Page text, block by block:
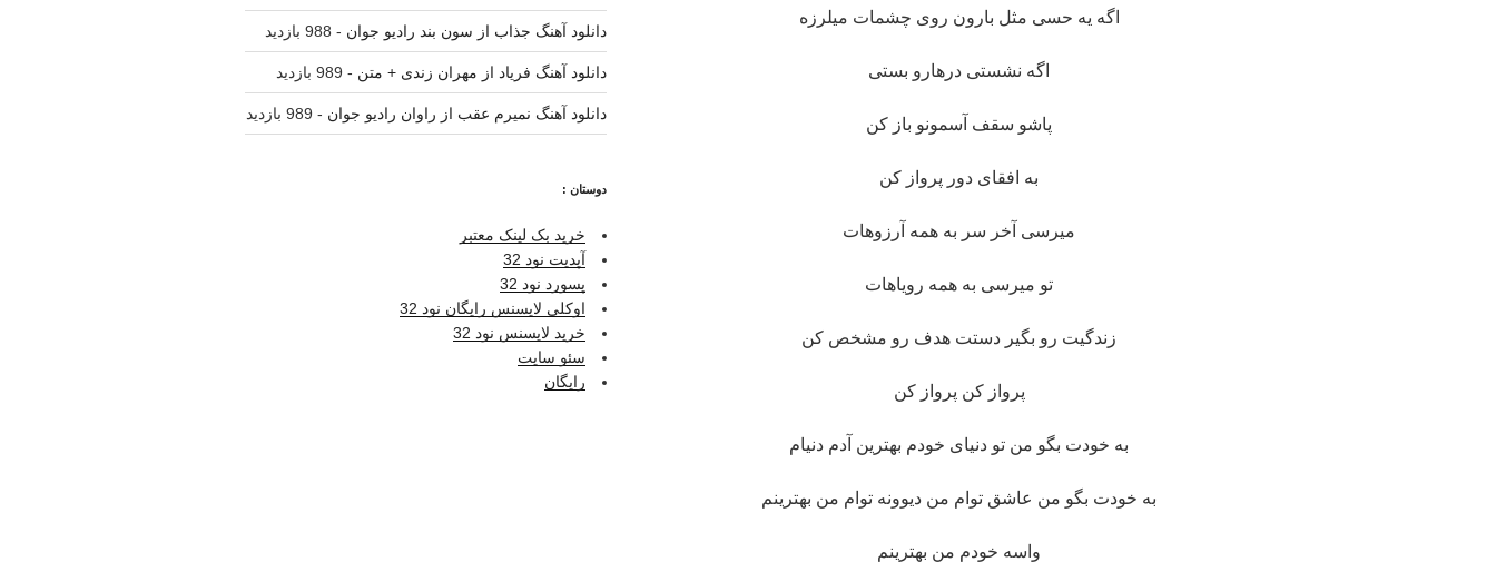
اگه یه حسی مثل بارون روی چشمات میلرزه
اگه نشستی درهارو بستی
پاشو سقف آسمونو باز کن
به افقای دور پرواز کن
میرسی آخر سر به همه آرزوهات
تو میرسی به همه رویاهات
زندگیت رو بگیر دستت هدف رو مشخص کن
پرواز کن پرواز کن
به خودت بگو من تو دنیای خودم بهترین آدم دنیام
به خودت بگو من عاشق توام من دیوونه توام من بهترینم
واسه خودم من بهترینم
دانلود آهنگ جذاب از سون بند رادیو جوان - 988 بازدید
دانلود آهنگ فریاد از مهران زندی + متن - 989 بازدید
دانلود آهنگ نمیرم عقب از راوان رادیو جوان - 989 بازدید
دوستان :
خرید بک لینک معتبر
آپدیت نود 32
پسورد نود 32
اوکلی لایسنس رایگان نود 32
خرید لایسنس نود 32
سئو سایت
رایگان